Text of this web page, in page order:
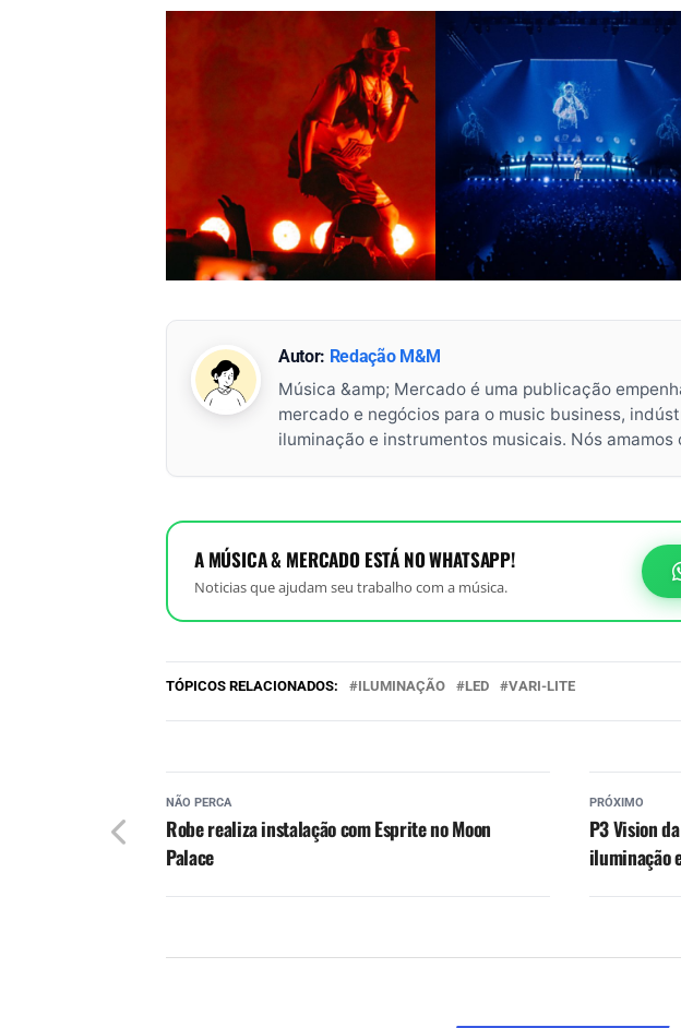
Autor: Redação M&M
Música &amp; Mercado é uma publicação
mercado e negócios para o music business,
iluminação e instrumentos musicais. Nós amamos
A MÚSICA & MERCADO ESTÁ NO WHATSAPP!
Noticias que ajudam seu trabalho com a música.
TÓPICOS RELACIONADOS: ILUMINAÇÃO LED VARI-LITE
PRÓXIMO
P3 Vision
iluminação
NÃO PERCA
Robe realiza instalação com Esprite no Moon
Palace